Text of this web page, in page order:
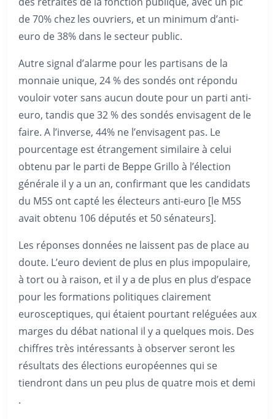
de 70% chez les ouvriers, et un minimum d’anti-
euro de 38% dans le secteur public.
Autre signal d’alarme pour les partisans de la
monnaie unique, 24 % des sondés ont répondu
vouloir voter sans aucun doute pour un parti anti-
euro, tandis que 32 % des sondés envisagent de le
faire. A l’inverse, 44% ne l’envisagent pas. Le
pourcentage est étrangement similaire à celui
obtenu par le parti de Beppe Grillo à l’élection
générale il y a un an, confirmant que les candidats
du M5S ont capté les électeurs anti-euro [le M5S
avait obtenu 106 députés et 50 sénateurs].
Les réponses données ne laissent pas de place au
doute. L’euro devient de plus en plus impopulaire,
à tort ou à raison, et il y a de plus en plus d’espace
pour les formations politiques clairement
eurosceptiques, qui étaient pourtant reléguées aux
marges du débat national il y a quelques mois. Des
chiffres très intéressants à observer seront les
résultats des élections européennes qui se
tiendront dans un peu plus de quatre mois et demi
.